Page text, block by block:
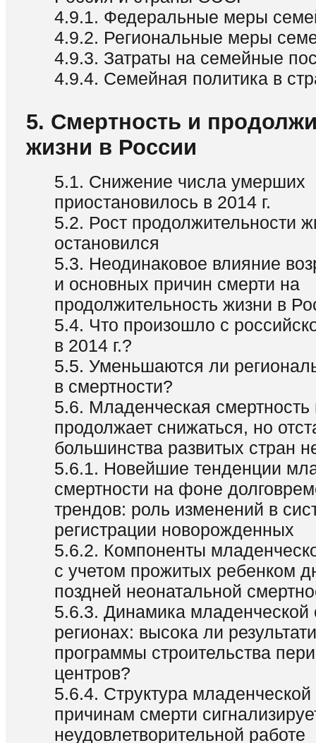
4.9.1. Федеральные меры
4.9.2. Региональные меры
4.9.3. Затраты на семейные
4.9.4. Семейная политика в
5. Смертность и
жизни в России
5.1. Снижение числа умерших
приостановилось в 2014 г.
5.2. Рост продолжительности
остановился
5.3. Неодинаковое влияние
и основных причин смерти на
продолжительность жизни в
5.4. Что произошло с
в 2014 г.?
5.5. Уменьшаются ли
в смертности?
5.6. Младенческая смертность
продолжает снижаться, но
большинства развитых стран
5.6.1. Новейшие тенденции
смертности на фоне
трендов: роль изменений в
регистрации новорожденных
5.6.2. Компоненты
с учетом прожитых ребенком
поздней неонатальной
5.6.3. Динамика младенческой
регионах: высока ли
программы строительства
центров?
5.6.4. Структура
причинам смерти
неудовлетворительной работе